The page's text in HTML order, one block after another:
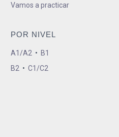
Vamos a practicar
POR NIVEL
A1/A2 • B1
B2 • C1/C2